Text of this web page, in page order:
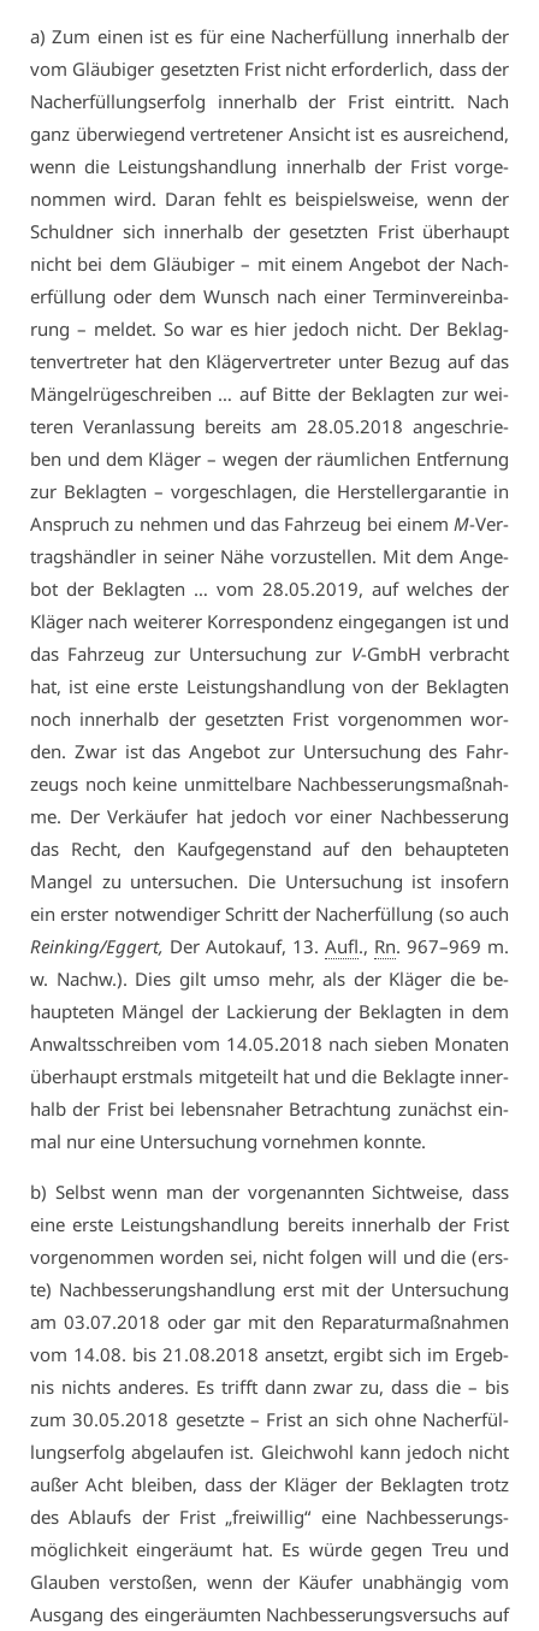
a) Zum ei­nen ist es für ei­ne Nach­er­fül­lung in­ner­halb der
vom Gläu­bi­ger ge­setz­ten Frist nicht er­for­der­lich, dass der
Nach­er­fül­lungs­er­folg in­ner­halb der Frist ein­tritt. Nach
ganz über­wie­gend ver­tre­te­ner An­sicht ist es aus­rei­chend,
wenn die Leis­tungs­hand­lung in­ner­halb der Frist vor­ge­
nom­men wird. Dar­an fehlt es bei­spiels­wei­se, wenn der
Schuld­ner sich in­ner­halb der ge­setz­ten Frist über­haupt
nicht bei dem Gläu­bi­ger – mit ei­nem An­ge­bot der Nach­
er­fül­lung oder dem Wunsch nach ei­ner Ter­min­ver­ein­ba­
rung – mel­det. So war es hier je­doch nicht. Der Be­klag­
ten­ver­tre­ter hat den Klä­ger­ver­tre­ter un­ter Be­zug auf das
Män­gel­rü­ge­schrei­ben … auf Bit­te der Be­klag­ten zur wei­
te­ren Ver­an­las­sung be­reits am 28.05.2018 an­ge­schrie­
ben und dem Klä­ger – we­gen der räum­li­chen Ent­fer­nung
zur Be­klag­ten – vor­ge­schla­gen, die Her­stel­ler­ga­ran­tie in
An­spruch zu neh­men und das Fahr­zeug bei ei­nem M-Ver­
trags­händ­ler in sei­ner Nä­he vor­zu­stel­len. Mit dem An­ge­
bot der Be­klag­ten … vom 28.05.2019, auf wel­ches der
Klä­ger nach wei­te­rer Kor­re­spon­denz ein­ge­gan­gen ist und
das Fahr­zeug zur Un­ter­su­chung zur V-GmbH ver­bracht
hat, ist ei­ne ers­te Leis­tungs­hand­lung von der Be­klag­ten
noch in­ner­halb der ge­setz­ten Frist vor­ge­nom­men wor­
den. Zwar ist das An­ge­bot zur Un­ter­su­chung des Fahr­
zeugs noch kei­ne un­mit­tel­ba­re Nach­bes­se­rungs­maß­nah­
me. Der Ver­käu­fer hat je­doch vor ei­ner Nach­bes­se­rung
das Recht, den Kauf­ge­gen­stand auf den be­haup­te­ten
Man­gel zu un­ter­su­chen. Die Un­ter­su­chung ist in­so­fern
ein ers­ter not­wen­di­ger Schritt der Nach­er­fül­lung (so auch
Rein­king/Eg­gert, Der Au­to­kauf, 13. Aufl., Rn. 967–969 m.
w. Nachw.). Dies gilt um­so mehr, als der Klä­ger die be­
haup­te­ten Män­gel der La­ckie­rung der Be­klag­ten in dem
An­walts­schrei­ben vom 14.05.2018 nach sie­ben Mo­na­ten
über­haupt erst­mals mit­ge­teilt hat und die Be­klag­te in­ner­
halb der Frist bei le­bens­na­her Be­trach­tung zu­nächst ein­
mal nur ei­ne Un­ter­su­chung vor­neh­men konn­te.
b) Selbst wenn man der vor­ge­nann­ten Sicht­wei­se, dass
ei­ne ers­te Leis­tungs­hand­lung be­reits in­ner­halb der Frist
vor­ge­nom­men wor­den sei, nicht fol­gen will und die (ers­
te) Nach­bes­se­rungs­hand­lung erst mit der Un­ter­su­chung
am 03.07.2018 oder gar mit den Re­pa­ra­tur­maß­nah­men
vom 14.08. bis 21.08.2018 an­setzt, er­gibt sich im Er­geb­
nis nichts an­de­res. Es trifft dann zwar zu, dass die – bis
zum 30.05.2018 ge­setz­te – Frist an sich oh­ne Nach­er­fül­
lungs­er­folg ab­ge­lau­fen ist. Gleich­wohl kann je­doch nicht
au­ßer Acht blei­ben, dass der Klä­ger der Be­klag­ten trotz
des Ab­laufs der Frist „frei­wil­lig“ ei­ne Nach­bes­se­rungs­
mög­lich­keit ein­ge­räumt hat. Es wür­de ge­gen Treu und
Glau­ben ver­sto­ßen, wenn der Käu­fer un­ab­hän­gig vom
Aus­gang des ein­ge­räum­ten Nach­bes­se­rungs­ver­suchs auf